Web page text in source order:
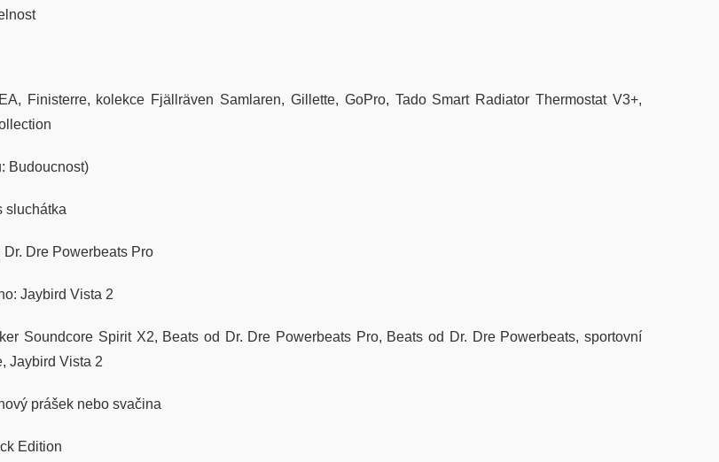
Finisterre, kolekce Fjällräven Samlaren, Gillette, GoPro, Tado Smart Radiator Thermostat V3+,
Budoucnost)
sluchátka
Dre Powerbeats Pro
Jaybird Vista 2
Soundcore Spirit X2, Beats od Dr. Dre Powerbeats Pro, Beats od Dr. Dre Powerbeats, sportovní
Jaybird Vista 2
prášek nebo svačina
Edition